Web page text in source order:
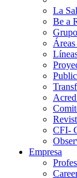
La
Be a
CFI-
Empresa